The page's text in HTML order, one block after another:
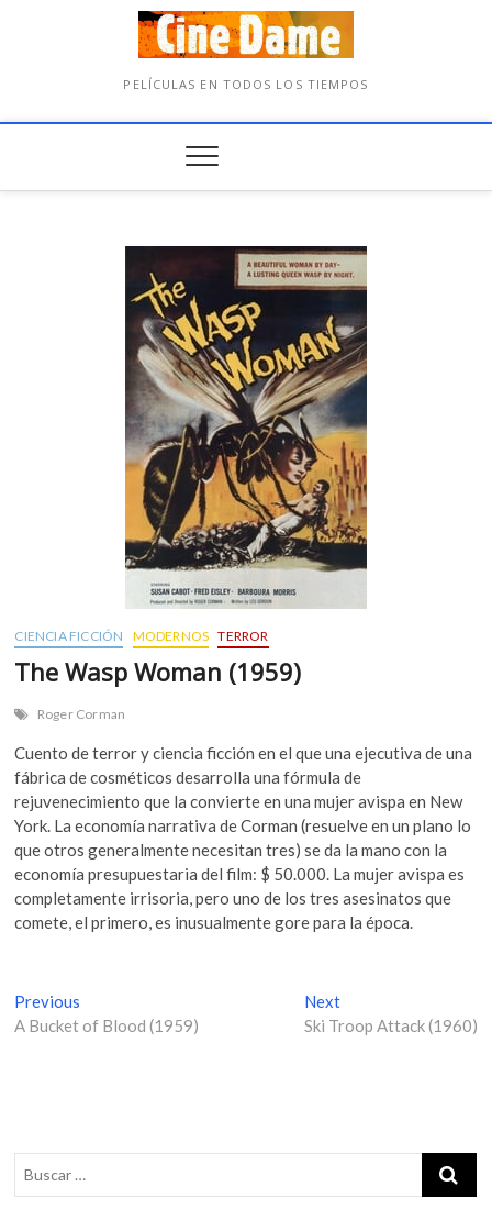
PELÍCULAS EN TODOS LOS TIEMPOS
CIENCIA FICCIÓN MODERNOS TERROR
The Wasp Woman (1959)
Roger Corman
Cuento de terror y ciencia ficción en el que una ejecutiva de una
fábrica de cosméticos desarrolla una fórmula de
rejuvenecimiento que la convierte en una mujer avispa en New
York. La economía narrativa de Corman (resuelve en un plano lo
que otros generalmente necesitan tres) se da la mano con la
economía presupuestaria del film: $ 50.000. La mujer avispa es
completamente irrisoria, pero uno de los tres asesinatos que
comete, el primero, es inusualmente gore para la época.
N
a
g
a
Previous
r
p
A Bucket of Blood (1959)
NextN
e
:
Ski Troop Attack (1960)